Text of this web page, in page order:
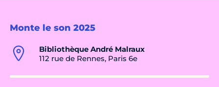
Monte le son 2025
Bibliothèque André Malraux
112 rue de Rennes, Paris 6e